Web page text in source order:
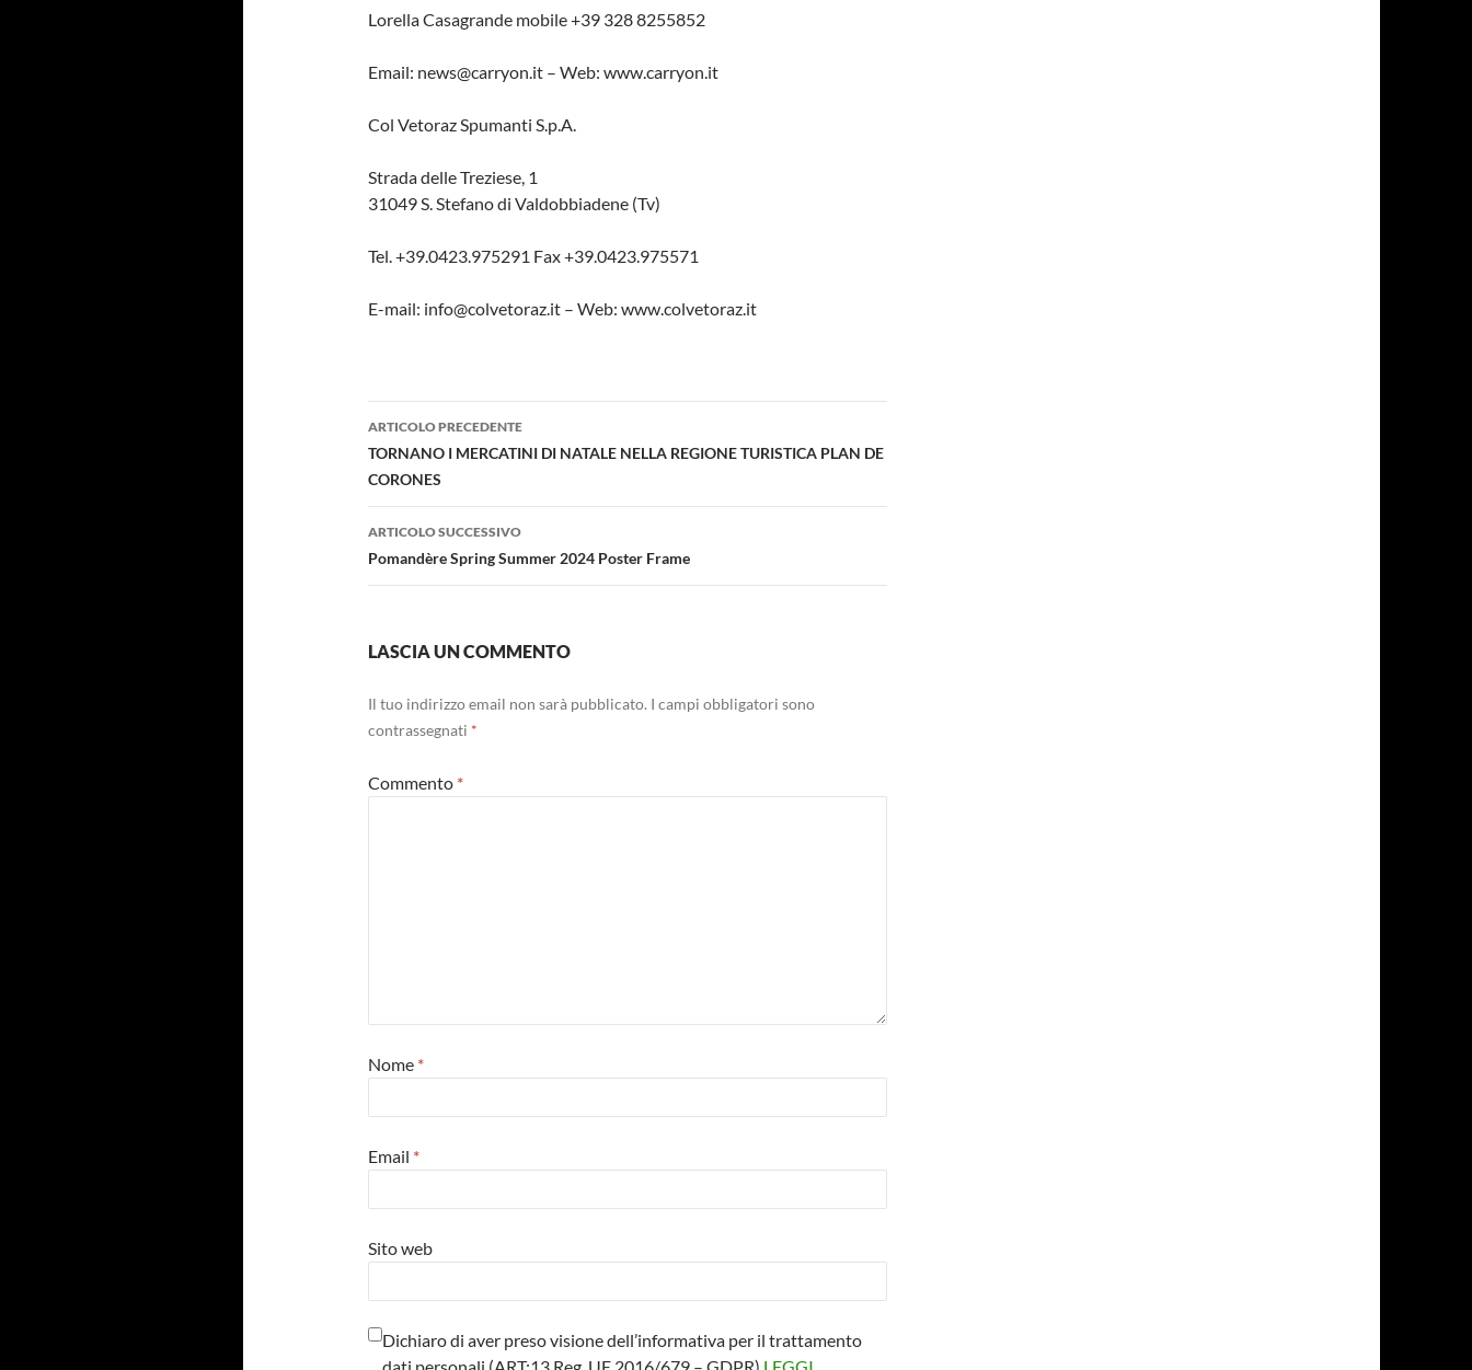
Lorella Casagrande mobile +39 328 8255852
Email: news@carryon.it – Web: www.carryon.it
Col Vetoraz Spumanti S.p.A.
Strada delle Treziese, 1
31049 S. Stefano di Valdobbiadene (Tv)
Tel. +39.0423.975291 Fax +39.0423.975571
E-mail: info@colvetoraz.it – Web: www.colvetoraz.it
Navigazione
articolo
ARTICOLO PRECEDENTE
TORNANO I MERCATINI DI NATALE NELLA REGIONE TURISTICA PLAN DE
CORONES
ARTICOLO SUCCESSIVO
Pomandère Spring Summer 2024 Poster Frame
LASCIA UN COMMENTO
Il tuo indirizzo email non sarà pubblicato. I campi obbligatori sono
contrassegnati *
Commento *
Nome *
Email *
Sito web
Dichiaro di aver preso visione dell’informativa per il trattamento